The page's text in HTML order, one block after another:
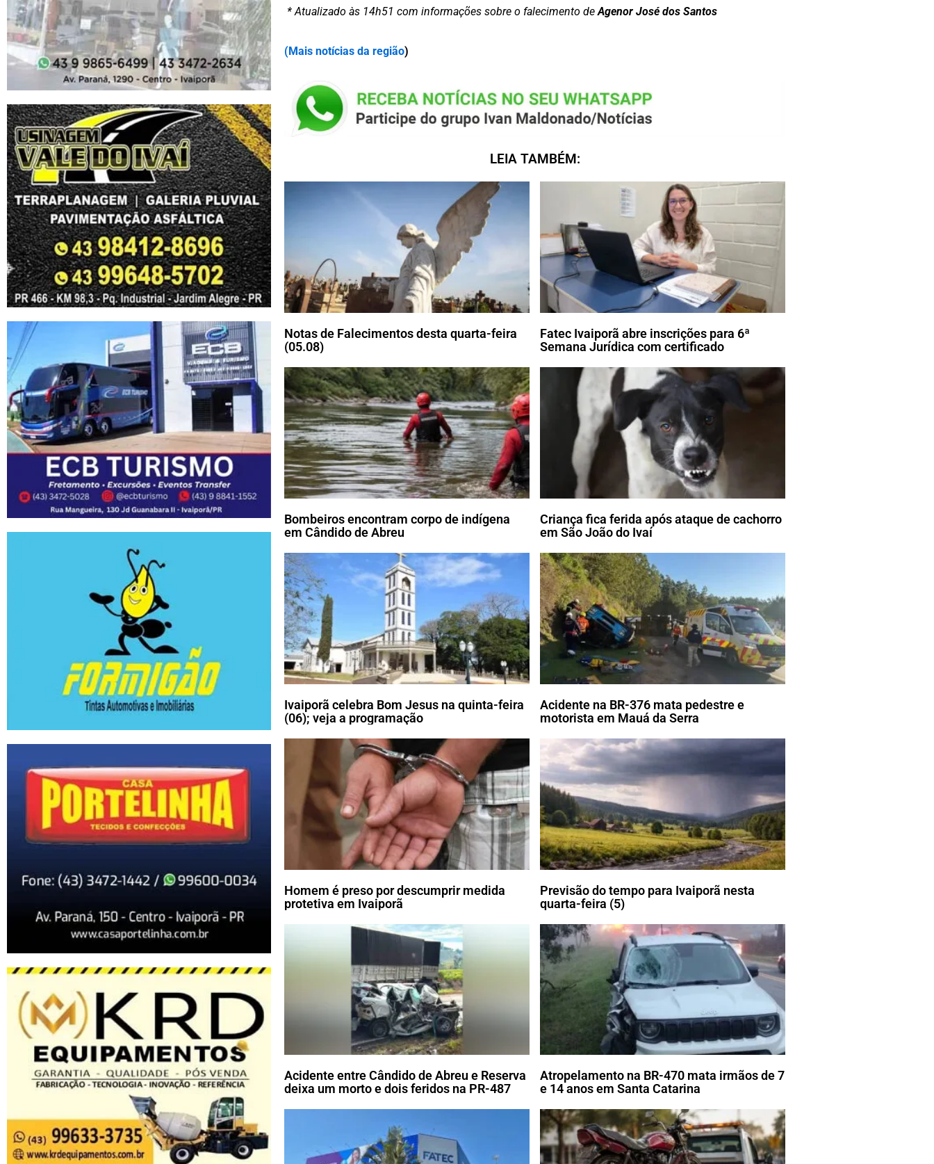
* Atualizado às 14h51 com informações sobre o falecimento de Agenor José dos Santos
(Mais notícias da região)
LEIA TAMBÉM:
Notas de Falecimentos desta quarta-feira
(05.08)
Fatec Ivaiporã abre inscrições para 6ª
Semana Jurídica com certificado
Bombeiros encontram corpo de indígena
em Cândido de Abreu
Criança fica ferida após ataque de cachorro
em São João do Ivaí
Ivaiporã celebra Bom Jesus na quinta-feira
(06); veja a programação
Acidente na BR-376 mata pedestre e
motorista em Mauá da Serra
Homem é preso por descumprir medida
protetiva em Ivaiporã
Previsão do tempo para Ivaiporã nesta
quarta-feira (5)
Acidente entre Cândido de Abreu e Reserva
deixa um morto e dois feridos na PR-487
Atropelamento na BR-470 mata irmãos de 7
e 14 anos em Santa Catarina